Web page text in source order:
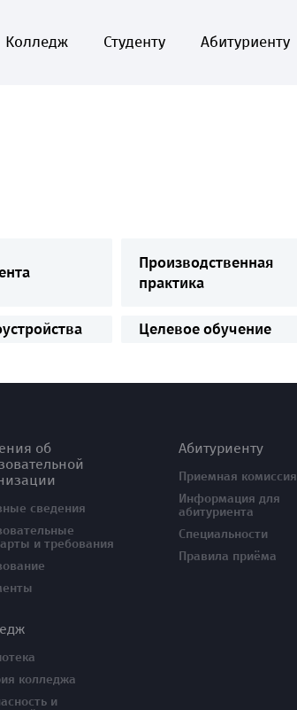
Колледж Студенту Абитуриенту
Производственная
практика
Целевое обучение
об
сведения
и требования
колледжа
и
Абитуриенту
Приемная комиссия
Информация для
абитуриента
Специальности
Правила приёма